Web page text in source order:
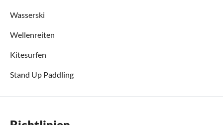
Wasserski
Wellenreiten
Kitesurfen
Stand Up Paddling